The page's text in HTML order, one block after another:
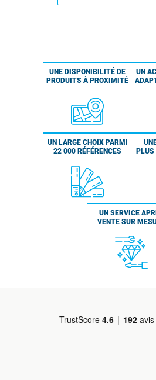
UNE DISPONIBILITÉ DE
PRODUITS À PROXIMITÉ
UN
UN LARGE CHOIX PARMI
22 000 RÉFÉRENCES
UN SERVICE
VENTE SUR